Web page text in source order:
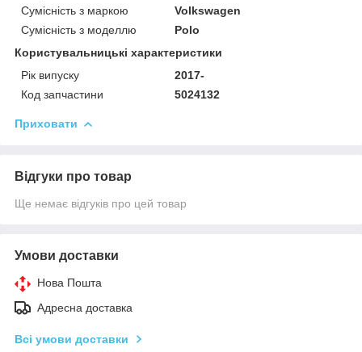
Сумісність з маркою
Volkswagen
Сумісність з моделлю
Polo
Користувальницькі характеристики
Рік випуску
2017-
Код запчастини
5024132
Приховати
Відгуки про товар
Ще немає відгуків про цей товар
Умови доставки
Нова Пошта
Адресна доставка
Всі умови доставки